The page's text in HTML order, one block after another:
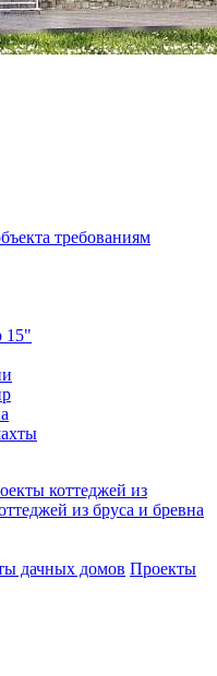
требованиям
15"
коттеджей из
из бруса и бревна
дачных домов Проекты